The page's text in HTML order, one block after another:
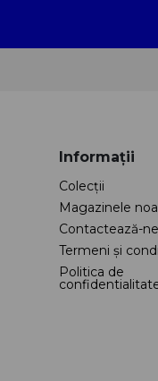
Informații
Colecţii
Magazinele
Contactează-ne
Termeni și
Politica de